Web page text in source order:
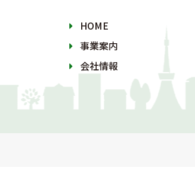
HOME
事業案内
会社情報